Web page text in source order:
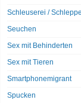
Schleuserei /
Seuchen
Sex mit Behinderten
Sex mit Tieren
Smartphonemigrant
Spucken